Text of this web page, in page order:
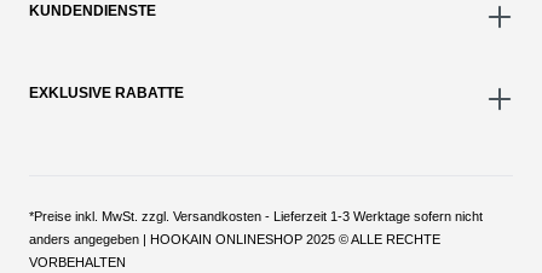
KUNDENDIENSTE
EXKLUSIVE RABATTE
*Preise inkl. MwSt. zzgl. Versandkosten - Lieferzeit 1-3 Werktage sofern nicht
anders angegeben | HOOKAIN ONLINESHOP 2025 © ALLE RECHTE
VORBEHALTEN